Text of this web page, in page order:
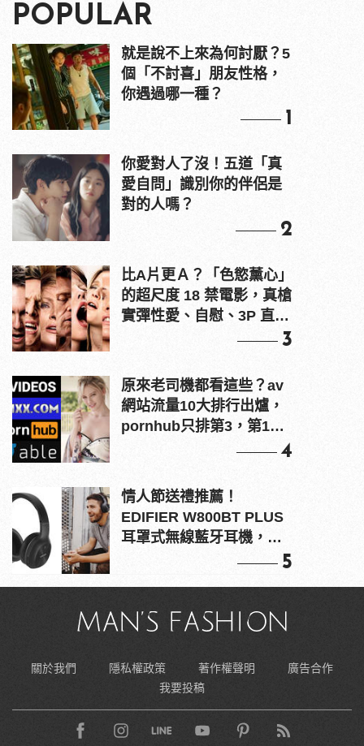
POPULAR
就是說不上來為何討厭？5
個「不討喜」朋友性格，
你遇過哪一種？
1
你愛對人了沒！五道「真
愛自問」識別你的伴侶是
對的人嗎？
2
比A片更Ａ？「色慾薰心」
的超尺度 18 禁電影，真槍
實彈性愛、自慰、3P 直接
3
原來老司機都看這些？av
網站流量10大排行出爐，
pornhub只排第3，第1名
4
情人節送禮推薦！
EDIFIER W800BT PLUS
耳罩式無線藍牙耳機，在
5
關於我們 隱私權政策 著作權聲明
廣告合作
我要投稿